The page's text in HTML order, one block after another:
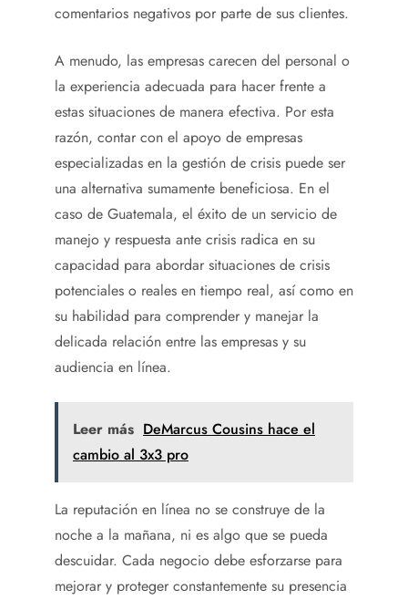
comentarios negativos por parte de sus clientes.
A menudo, las empresas carecen del personal o
la experiencia adecuada para hacer frente a
estas situaciones de manera efectiva. Por esta
razón, contar con el apoyo de empresas
especializadas en la gestión de crisis puede ser
una alternativa sumamente beneficiosa. En el
caso de Guatemala, el éxito de un servicio de
manejo y respuesta ante crisis radica en su
capacidad para abordar situaciones de crisis
potenciales o reales en tiempo real, así como en
su habilidad para comprender y manejar la
delicada relación entre las empresas y su
audiencia en línea.
Leer más DeMarcus Cousins ​​​​hace el
cambio al 3x3 pro
La reputación en línea no se construye de la
noche a la mañana, ni es algo que se pueda
descuidar. Cada negocio debe esforzarse para
mejorar y proteger constantemente su presencia